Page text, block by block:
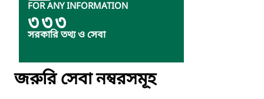
FOR ANY INFORMATION
৩৩৩
সরকারি তথ্য ও সেবা
জরুরি সেবা নম্বরসমূহ